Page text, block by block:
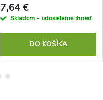
7,64 €
Skladom - odosielame ihneď
DO KOŠÍKA